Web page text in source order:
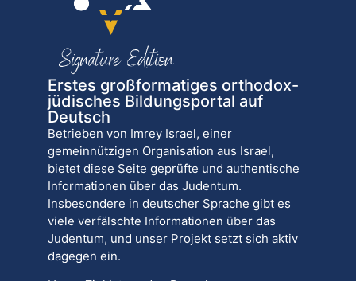
Erstes großformatiges orthodox-
jüdisches Bildungsportal auf
Deutsch
Betrieben von Imrey Israel, einer
gemeinnützigen Organisation aus Israel,
bietet diese Seite geprüfte und authentische
Informationen über das Judentum.
Insbesondere in deutscher Sprache gibt es
viele verfälschte Informationen über das
Judentum, und unser Projekt setzt sich aktiv
dagegen ein.